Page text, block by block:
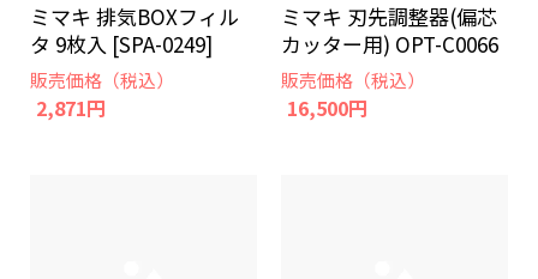
ミマキ 排気BOXフィル
タ 9枚入 [SPA-0249]
販売価格（税込）
2,871円
ミマキ 刃先調整器(偏芯
カッター用) OPT-C0066
販売価格（税込）
16,500円